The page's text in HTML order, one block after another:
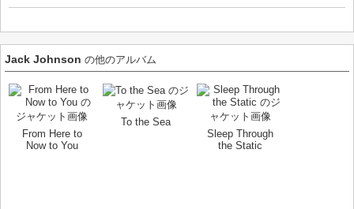
Jack Johnson の他のアルバム
From Here to
Now to You
To the Sea
Sleep Through
the Static